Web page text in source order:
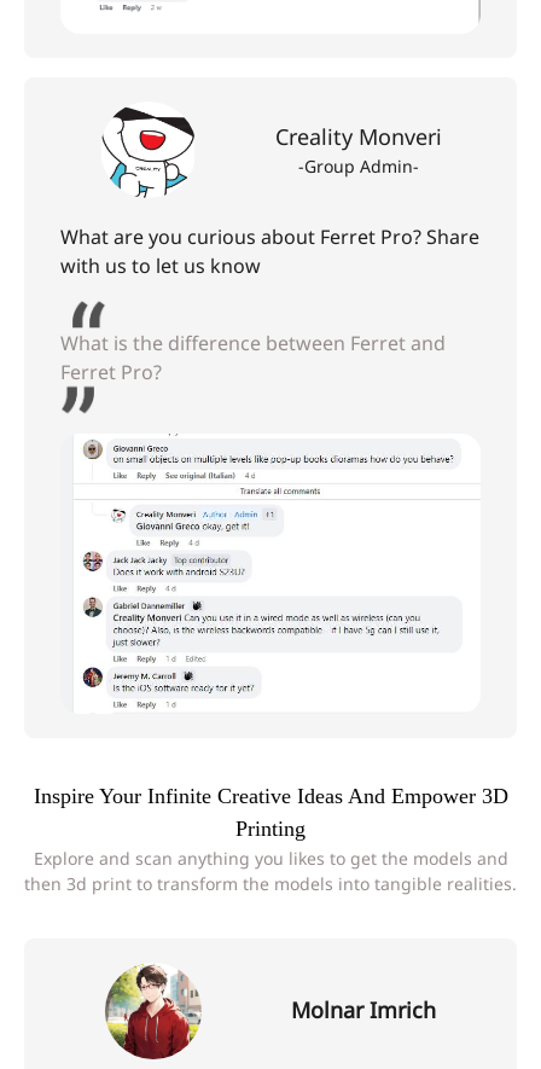
Creality Monveri
-Group Admin-
What are you curious about Ferret Pro? Share
with us to let us know
What is the difference between Ferret and
Ferret Pro?
Inspire Your Infinite Creative Ideas And Empower 3D
Printing
Explore and scan anything you likes to get the models and
then 3d print to transform the models into tangible realities.
Molnar Imrich